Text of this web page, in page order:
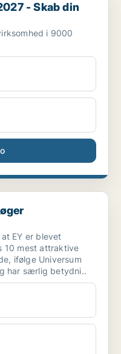
- Skab din
i 9000
EY er blevet
10 mest attraktive
ifølge Universum
har særlig betydni..